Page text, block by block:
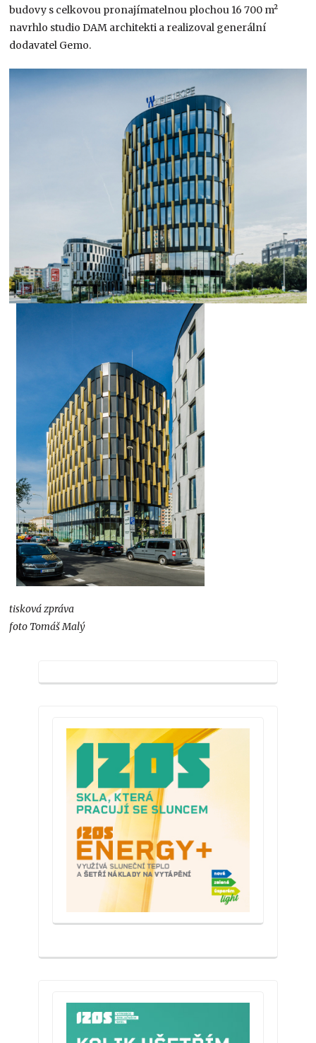
budovy s celkovou pronajímatelnou plochou 16 700 m²
navrhlo studio DAM architekti a realizoval generální
dodavatel Gemo.
tisková zpráva
foto Tomáš Malý